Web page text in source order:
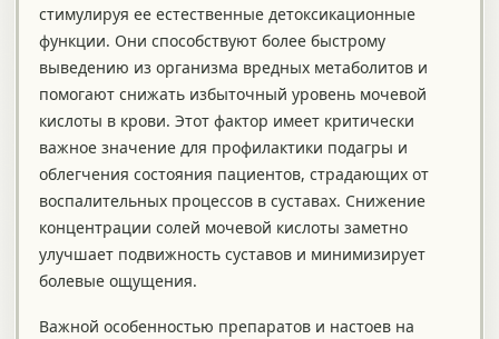
стимулируя ее естественные детоксикационные
функции. Они способствуют более быстрому
выведению из организма вредных метаболитов и
помогают снижать избыточный уровень мочевой
кислоты в крови. Этот фактор имеет критически
важное значение для профилактики подагры и
облегчения состояния пациентов, страдающих от
воспалительных процессов в суставах. Снижение
концентрации солей мочевой кислоты заметно
улучшает подвижность суставов и минимизирует
болевые ощущения.
Важной особенностью препаратов и настоев на